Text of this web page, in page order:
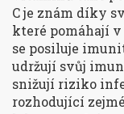
C je znám díky
které pomáhají
se posiluje
udržují svůj
snižují riziko
rozhodující